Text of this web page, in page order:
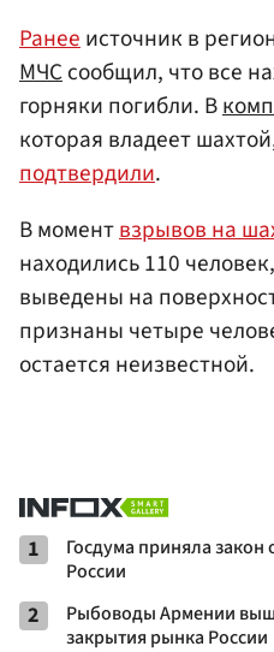
Ранее источник в
МЧСсообщил, что все
горняки погибли. В
которая владеет
подтвердили.
В моментвзрывов на
находились 110
выведены на
признаны четыре
остается неизвестной.
1
Госдума приняла
России
2
Рыбоводы Армении
закрытия рынка России